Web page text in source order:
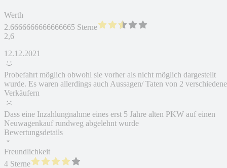
Werth
2.6666666666666665 Sterne
2,6
12.12.2021
Probefahrt möglich obwohl sie vorher als nicht möglich dargestellt
wurde. Es waren allerdings auch Aussagen/ Taten von 2
Verkäufern
Dass eine Inzahlungnahme eines erst 5 Jahre alten PKW auf einen
Neuwagenkauf rundweg abgelehnt wurde
Bewertungsdetails
Freundlichkeit
4 Sterne